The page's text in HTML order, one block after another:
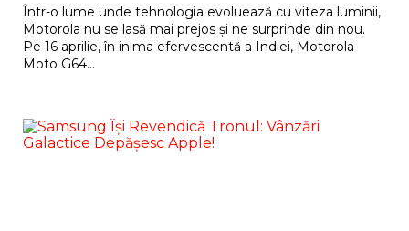
Într-o lume unde tehnologia evoluează cu viteza luminii,
Motorola nu se lasă mai prejos și ne surprinde din nou.
Pe 16 aprilie, în inima efervescentă a Indiei, Motorola
Moto G64...